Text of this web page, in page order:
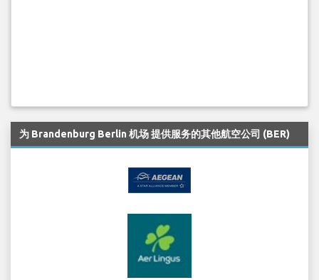
为 Brandenburg Berlin 机场 提供服务的其他航空公司 (BER)